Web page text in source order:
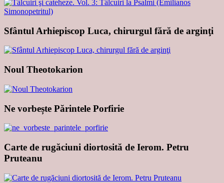
Sfântul Arhiepiscop Luca, chirurgul fără de arginţi
Noul Theotokarion
Ne vorbește Părintele Porfirie
Carte de rugăciuni diortosită de Ierom. Petru
Pruteanu